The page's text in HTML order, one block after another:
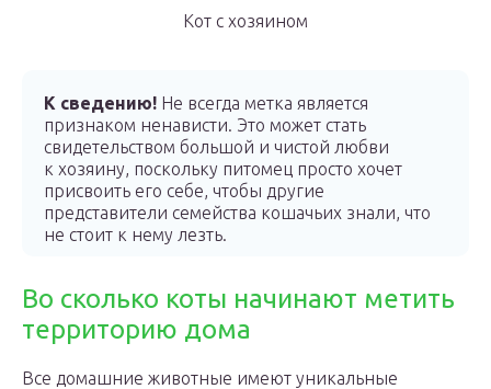
Кот с хозяином
К сведению! Не всегда метка является
признаком ненависти. Это может стать
свидетельством большой и чистой любви
к хозяину, поскольку питомец просто хочет
присвоить его себе, чтобы другие
представители семейства кошачьих знали, что
не стоит к нему лезть.
Во сколько коты начинают метить
территорию дома
Все домашние животные имеют уникальные